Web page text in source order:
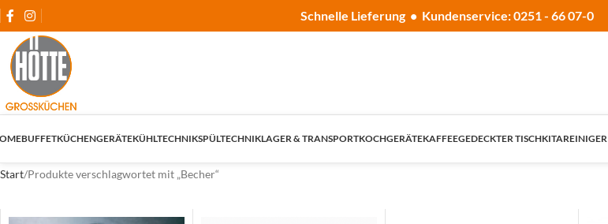
Schnelle Lieferung • Kundenservice: 0251 - 66 07-0
BUFFETKÜCHENGERÄTEKÜHLTECHNIKSPÜLTECHNIKLAGER & TRANSPORTKOCHGERÄTEKAFFEEGEDECKTER TISCHKITAREINIGER
Start Produkte verschlagwortet mit „Becher“